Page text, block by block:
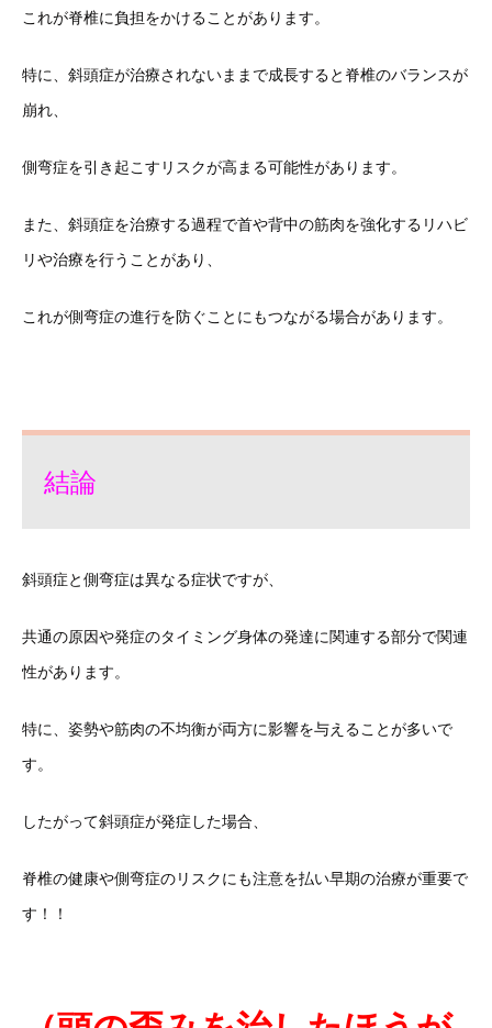
これが脊椎に負担をかけることがあります。
特に、斜頭症が治療されないままで成長すると脊椎のバランスが
崩れ、
側弯症を引き起こすリスクが高まる可能性があります。
また、斜頭症を治療する過程で首や背中の筋肉を強化するリハビ
リや治療を行うことがあり、
これが側弯症の進行を防ぐことにもつながる場合があります。
結論
斜頭症と側弯症は異なる症状ですが、
共通の原因や発症のタイミング身体の発達に関連する部分で関連
性があります。
特に、姿勢や筋肉の不均衡が両方に影響を与えることが多いで
す。
したがって斜頭症が発症した場合、
脊椎の健康や側弯症のリスクにも注意を払い早期の治療が重要で
す！！